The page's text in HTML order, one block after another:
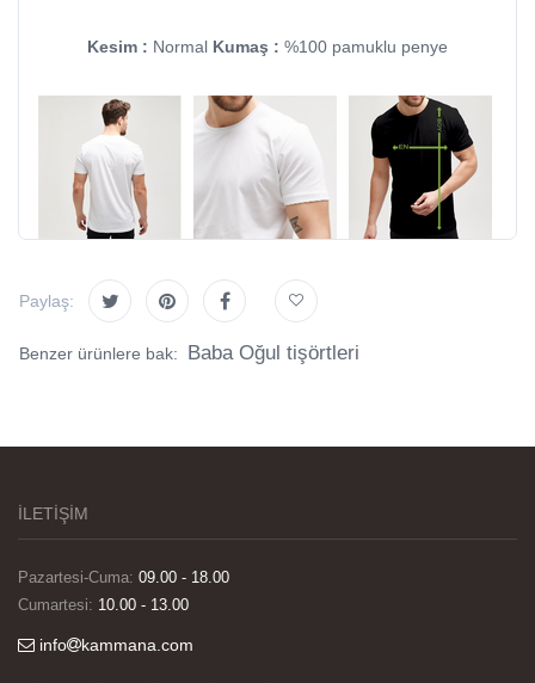
Kesim : Normal Kumaş : %100 pamuklu penye
Paylaş:
Benzer ürünlere bak: Baba Oğul tişörtleri
İLETİŞİM
Pazartesi-Cuma: 09.00 - 18.00
Cumartesi: 10.00 - 13.00
info kammana.com